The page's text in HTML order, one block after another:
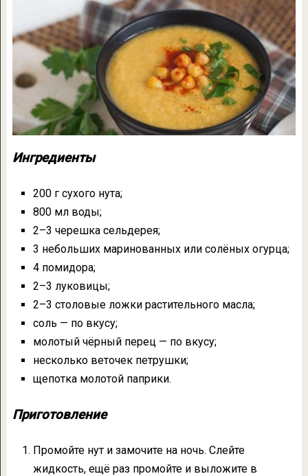
Ингредиенты
200 г сухого нута;
800 мл воды;
2–3 черешка сельдерея;
3 небольших маринованных или солёных огурца;
4 помидора;
2–3 луковицы;
2–3 столовые ложки растительного масла;
соль — по вкусу;
молотый чёрный перец — по вкусу;
несколько веточек петрушки;
щепотка молотой паприки.
Приготовление
Промойте нут и замочите на ночь. Слейте
жидкость, ещё раз промойте и выложите в